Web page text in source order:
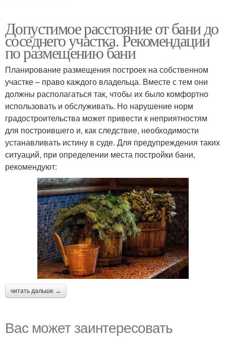
Допустимое расстояние от бани до
соседнего участка. Рекомендации
по размещению бани
Планирование размещения построек на собственном
участке – право каждого владельца. Вместе с тем они
должны располагаться так, чтобы их было комфортно
использовать и обслуживать. Но нарушение норм
градостроительства может привести к неприятностям
для построившего и, как следствие, необходимости
устанавливать истину в суде. Для предупреждения таких
ситуаций, при определении места постройки бани,
рекомендуют:
читать дальше →
Вас может заинтересовать